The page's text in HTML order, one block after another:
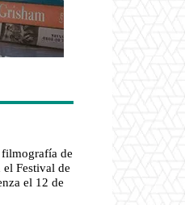
de
Festival de
el 12 de